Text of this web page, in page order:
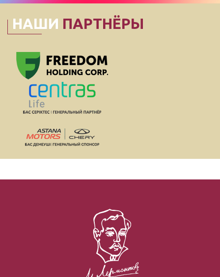
НАШИ ПАРТНЁРЫ